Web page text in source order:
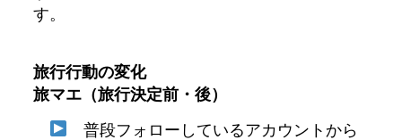
す。
旅行行動の変化
旅マエ（旅行決定前・後）
普段フォローしているアカウントから